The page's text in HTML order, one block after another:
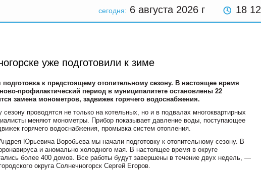
сегодня: 6 августа 2026 г 18 12
уже подготовили к зиме
к предстоящему отопительному сезону. В настоящее время
профилактический период в муниципалитете остановлены 22
замена монометров, задвижек горячего водоснабжения.
проводятся не только на котельных, но и в подвалах многоквартирных
меняют монометры. Прибор показывает давление воды, поступающее
горячего водоснабжения, промывка систем отопления.
Юрьевича Воробьева мы начали подготовку к отопительному сезону. В
и аномально холодного мая. В настоящее время в округе
более 400 домов. Все работы будут завершены в течение двух недель, —
округа Солнечногорск Сергей Егоров.